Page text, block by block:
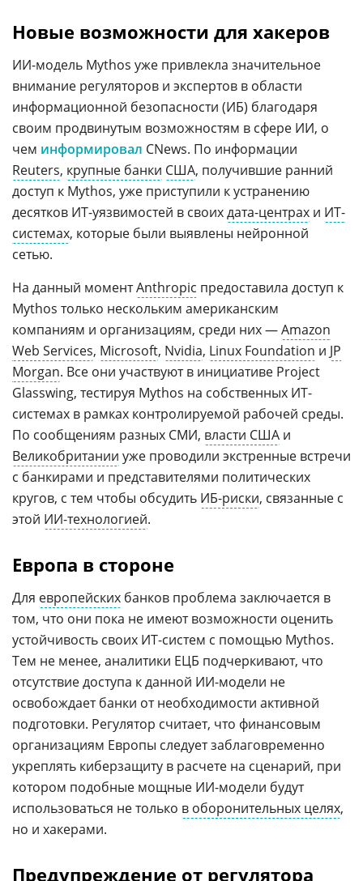
Новые возможности для хакеров
ИИ-модель Mythos уже привлекла значительное
внимание регуляторов и экспертов в области
информационной безопасности (ИБ) благодаря
своим продвинутым возможностям в сфере ИИ, о
чем информировал CNews. По информации
Reuters, крупные банки США, получившие ранний
доступ к Mythos, уже приступили к устранению
десятков ИТ-уязвимостей в своихдата-центрах и ИТ-
системах, которые были выявлены нейронной
сетью.
На данный моментAnthropic предоставила доступ к
Mythos только нескольким американским
компаниям и организациям, среди них —Amazon
Web Services, Microsoft, Nvidia, Linux Foundation и JP
Morgan. Все они участвуют в инициативе Project
Glasswing, тестируя Mythos на собственных ИТ-
системах в рамках контролируемой рабочей среды.
По сообщениям разных СМИ, власти США и
Великобритании уже проводили экстренные встречи
с банкирами и представителями политических
кругов, с тем чтобы обсудить ИБ-риски, связанные с
этой ИИ-технологией.
Европа в стороне
Для европейских банков проблема заключается в
том, что они пока не имеют возможности оценить
устойчивость своих ИТ-систем с помощью Mythos.
Тем не менее, аналитики ЕЦБ подчеркивают, что
отсутствие доступа к данной ИИ-модели не
освобождает банки от необходимости активной
подготовки. Регулятор считает, что финансовым
организациям Европы следует заблаговременно
укреплять киберзащиту в расчете на сценарий, при
котором подобные мощные ИИ-модели будут
использоваться не только в оборонительных целях,
но и хакерами.
Предупреждение от регулятора